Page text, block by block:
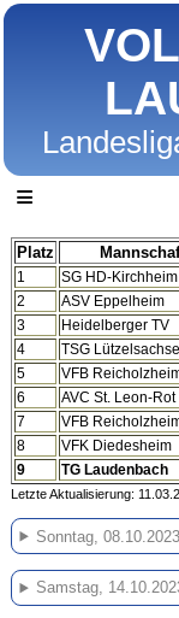
≡
Platz
1 SG HD-Kirchheim
2
ASV Eppelheim
3
Heidelberger TV
4
TSG
5
VFB
6
AVC St. Leon-Rot
7
VFB
8
VFK Diedesheim
9
TG Laudenbach
Letzte Aktualisierung:
Sonntag,
Samstag,